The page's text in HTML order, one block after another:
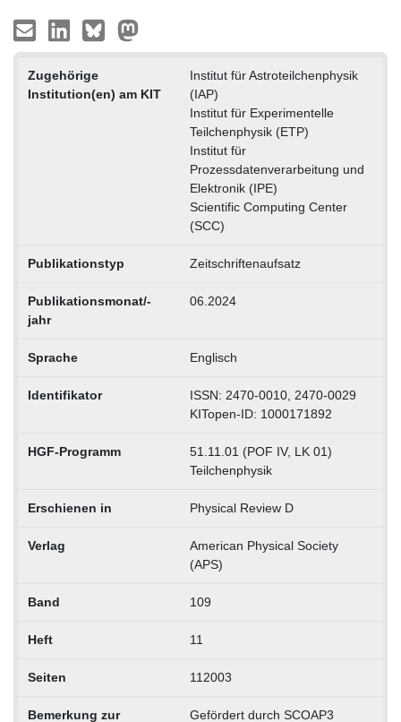
Zugehörige
Institution(en) am KIT
Institut für Astroteilchenphysik
(IAP)
Institut für Experimentelle
Teilchenphysik (ETP)
Institut für
Prozessdatenverarbeitung und
Elektronik (IPE)
Scientific Computing Center
(SCC)
Publikationstyp Zeitschriftenaufsatz
Publikationsmonat/-
jahr
06.2024
Sprache Englisch
Identifikator
ISSN: 2470-0010, 2470-0029
KITopen-ID: 1000171892
HGF-Programm
51.11.01 (POF IV, LK 01)
Teilchenphysik
Erschienen in Physical Review D
Verlag
American Physical Society
(APS)
Band 109
Heft 11
Seiten 112003
Bemerkung zur Gefördert durch SCOAP3